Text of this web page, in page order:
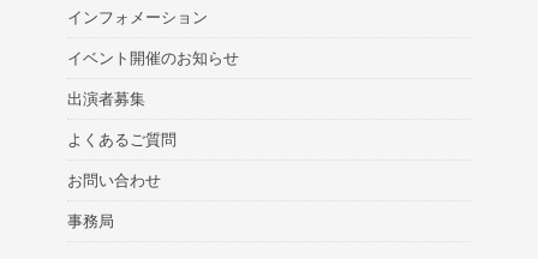
インフォメーション
イベント開催のお知らせ
出演者募集
よくあるご質問
お問い合わせ
事務局